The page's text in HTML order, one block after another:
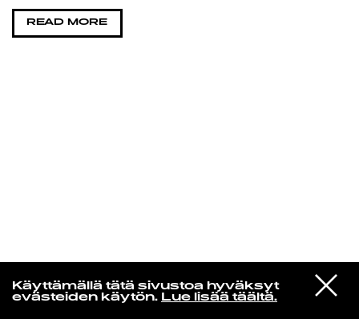
Käyttämällä tätä sivustoa hyväksyt
evästeiden käytön. Lue lisää täältä.
VIESTI
STUDIOON
Donovan
Celeste
READ MORE